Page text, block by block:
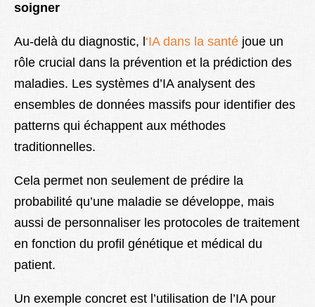
soigner
Au-delà du diagnostic, l ‘IA dans la santé joue un
rôle crucial dans la prévention et la prédiction des
maladies. Les systèmes d’IA analysent des
ensembles de données massifs pour identifier des
patterns qui échappent aux méthodes
traditionnelles.
Cela permet non seulement de prédire la
probabilité qu’une maladie se développe, mais
aussi de personnaliser les protocoles de traitement
en fonction du profil génétique et médical du
patient.
Un exemple concret est l’utilisation de l’IA pour